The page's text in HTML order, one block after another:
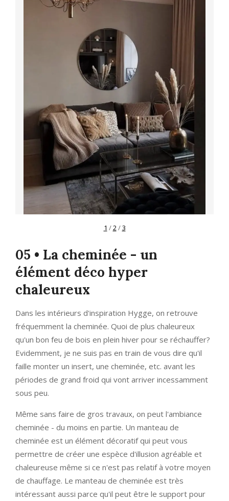
1 /2/3
05 • La cheminée - un
élément déco hyper
chaleureux
Dans les intérieurs d'inspiration Hygge, on retrouve
fréquemment la cheminée. Quoi de plus chaleureux
qu'un bon feu de bois en plein hiver pour se réchauffer?
Evidemment, je ne suis pas en train de vous dire qu'il
faille monter un insert, une cheminée, etc. avant les
périodes de grand froid qui vont arriver incessamment
sous peu.
Même sans faire de gros travaux, on peut l'ambiance
cheminée - du moins en partie. Un manteau de
cheminée est un élément décoratif qui peut vous
permettre de créer une espèce d'illusion agréable et
chaleureuse même si ce n'est pas relatif à votre moyen
de chauffage. Le manteau de cheminée est très
intéressant aussi parce qu'il peut être le support pour